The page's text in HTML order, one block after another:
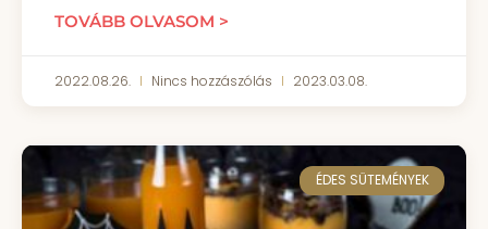
TOVÁBB OLVASOM >
2022.08.26. Nincs hozzászólás 2023.03.08.
ÉDES SÜTEMÉNYEK